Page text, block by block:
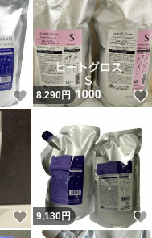
いいね！
8,290円
いいね！
9,130円